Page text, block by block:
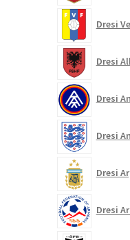
Dresi
Dresi
Dresi
Dresi
Dresi
Dresi